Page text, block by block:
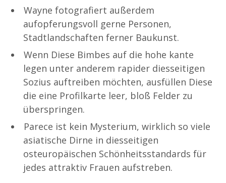
Wayne fotografiert außerdem
aufopferungsvoll gerne Personen,
Stadtlandschaften ferner Baukunst.
Wenn Diese Bimbes auf die hohe kante
legen unter anderem rapider diesseitigen
Sozius auftreiben möchten, ausfüllen Diese
die eine Profilkarte leer, bloß Felder zu
überspringen.
Parece ist kein Mysterium, wirklich so viele
asiatische Dirne in diesseitigen
osteuropäischen Schönheitsstandards für
jedes attraktiv Frauen aufstreben.